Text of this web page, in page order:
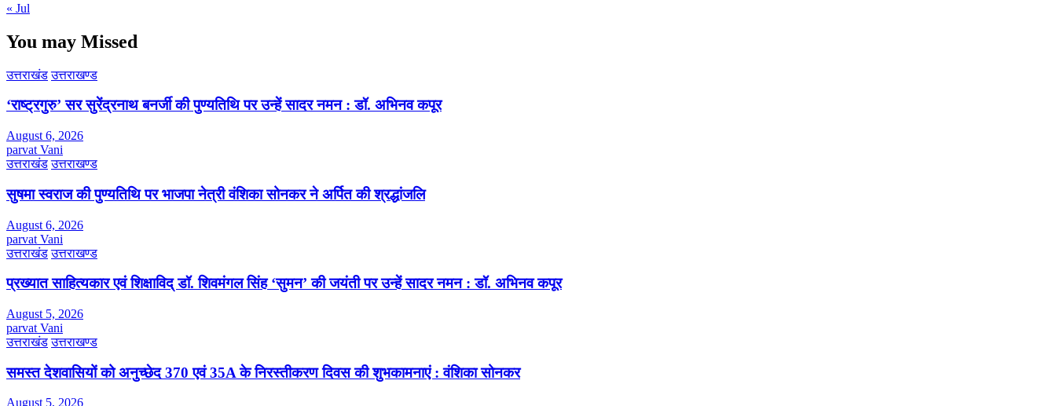
« Jul
You may Missed
उत्तराखंड उत्तराखण्ड
‘राष्ट्रगुरु’ सर सुरेंद्रनाथ बनर्जी की पुण्यतिथि पर उन्हें सादर नमन : डॉ. अभिनव कपूर
August 6, 2026
parvat Vani
उत्तराखंड उत्तराखण्ड
सुषमा स्वराज की पुण्यतिथि पर भाजपा नेत्री वंशिका सोनकर ने अर्पित की श्रद्धांजलि
August 6, 2026
parvat Vani
उत्तराखंड उत्तराखण्ड
प्रख्यात साहित्यकार एवं शिक्षाविद् डॉ. शिवमंगल सिंह ‘सुमन’ की जयंती पर उन्हें सादर नमन : डॉ. अभिनव कपूर
August 5, 2026
parvat Vani
उत्तराखंड उत्तराखण्ड
समस्त देशवासियों को अनुच्छेद 370 एवं 35A के निरस्तीकरण दिवस की शुभकामनाएं : वंशिका सोनकर
August 5, 2026